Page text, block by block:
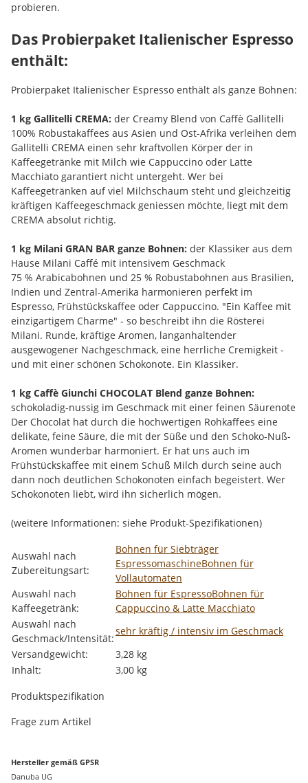
probieren.
Das Probierpaket Italienischer Espresso
enthält:
Probierpaket Italienischer Espresso enthält als ganze Bohnen:
1 kg Gallitelli CREMA: der Creamy Blend von Caffè Gallitelli
100% Robustakaffees aus Asien und Ost-Afrika verleihen dem
Gallitelli CREMA einen sehr kraftvollen Körper der in
Kaffeegetränke mit Milch wie Cappuccino oder Latte
Macchiato garantiert nicht untergeht. Wer bei
Kaffeegetränken auf viel Milchschaum steht und gleichzeitig
kräftigen Kaffeegeschmack geniessen möchte, liegt mit dem
CREMA absolut richtig.
1 kg Milani GRAN BAR ganze Bohnen: der Klassiker aus dem
Hause Milani Caffé mit intensivem Geschmack
75 % Arabicabohnen und 25 % Robustabohnen aus Brasilien,
Indien und Zentral-Amerika harmonieren perfekt im
Espresso, Frühstückskaffee oder Cappuccino. "Ein Kaffee mit
einzigartigem Charme" - so beschreibt ihn die Rösterei
Milani. Runde, kräftige Aromen, langanhaltender
ausgewogener Nachgeschmack, eine herrliche Cremigkeit -
und mit einer schönen Schokonote. Ein Klassiker.
1 kg Caffè Giunchi CHOCOLAT Blend ganze Bohnen:
schokoladig-nussig im Geschmack mit einer feinen Säurenote
Der Chocolat hat durch die hochwertigen Rohkaffees eine
delikate, feine Säure, die mit der Süße und den Schoko-Nuß-
Aromen wunderbar harmoniert. Er hat uns auch im
Frühstückskaffee mit einem Schuß Milch durch seine auch
dann noch deutlichen Schokonoten einfach begeistert. Wer
Schokonoten liebt, wird ihn sicherlich mögen.
(weitere Informationen: siehe Produkt-Spezifikationen)
Auswahl nach
Zubereitungsart:
Bohnen für Siebträger
EspressomaschineBohnen für
Vollautomaten
Auswahl nach
Kaffeegetränk:
Bohnen für EspressoBohnen für
Cappuccino & Latte Macchiato
Auswahl nach
Geschmack/Intensität:
sehr kräftig / intensiv im Geschmack
Versandgewicht:
3,28 kg
Inhalt:
3,00 kg
Produktspezifikation
Frage zum Artikel
Hersteller gemäß GPSR
Danuba UG